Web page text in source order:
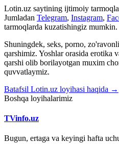
Lotin.uz saytining ijtimoiy
Jumladan Telegram, Instagram,
tarmoqlarda kuzatishingiz mumkin.
Shuningdek, seks, porno,
qarshimiz. Yoshlar orasida erotika
qarshi olib borilayotgan muxim
quvvatlaymiz.
Batafsil Lotin.uz loyihasi haqida →
Boshqa loyihalarimiz
TVinfo.uz
Bugun, ertaga va keyingi hafta